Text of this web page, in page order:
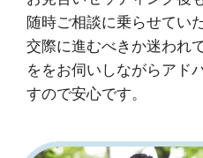
随時ご相談に乗らせてい
交際に進むべきか迷われ
ををお伺いしながらアド
すので安心です。